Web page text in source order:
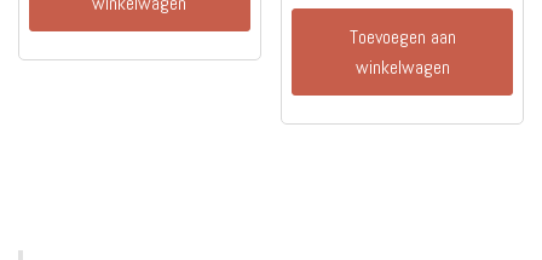
Toevoegen aan
winkelwagen